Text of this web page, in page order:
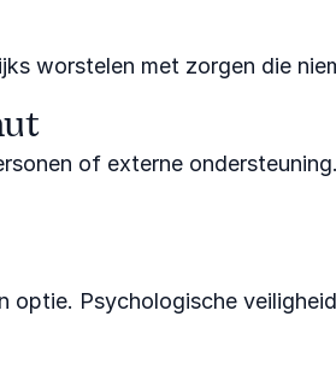
worstelen met zorgen die
of externe
optie. Psychologische